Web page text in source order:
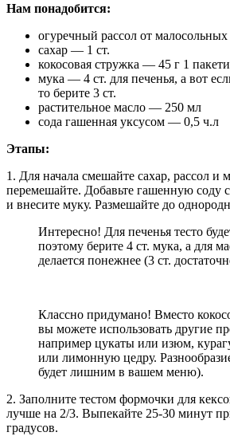
Нам понадобится:
огуречный рассол от
сахар — 1 ст.
кокосовая стружка — 45 г 1
мука — 4 ст. для печенья, а вот
то берите 3 ст.
растительное масло — 250 мл
сода гашенная уксусом — 0,5 ч.л
Этапы:
1. Для начала смешайте сахар, рассол и
перемешайте. Добавьте гашенную соду
и внесите муку. Размешайте до
Интересно! Для печенья тесто
поэтому берите 4 ст. мука, а для
делается понежнее (3 ст.
Классно придумано! Вместо
вы можете использовать другие
например цукаты или изюм,
или лимонную цедру.
будет лишним в вашем меню).
2. Заполните тестом формочки для
лучше на 2/3. Выпекайте 25-30 минут
градусов.